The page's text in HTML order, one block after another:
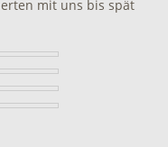
mit uns bis spät